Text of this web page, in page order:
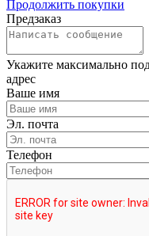
Продолжить покупки
Предзаказ
Укажите максимально
адрес
Ваше имя
Эл. почта
Телефон